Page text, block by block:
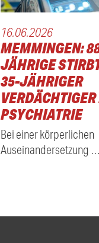
16.06.2026
MEMMINGEN:
JÄHRIGE
35-JÄHRIGER
PSYCHIATRIE
Bei einer körperlichen
Auseinandersetzung …